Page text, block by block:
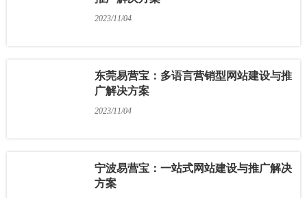
2023/11/04
东莞易营宝：多语言营销型网站建设与推
广解决方案
2023/11/04
宁波易营宝：一站式网站建设与推广解决
方案